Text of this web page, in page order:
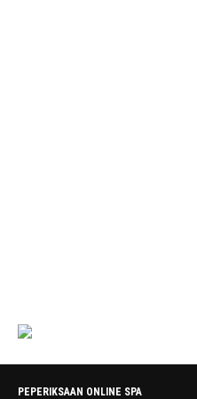
PEPERIKSAAN ONLINE SPA